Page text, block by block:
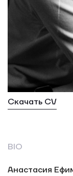
Скачать CV
BIO
Анастасия